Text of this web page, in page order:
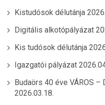
Kistudósok délutánja
Digitális alkotópályázat
Kis tudósok délutánja
Igazgatói pályázat
Budaörs 40 éve VÁROS
2026.03.18.